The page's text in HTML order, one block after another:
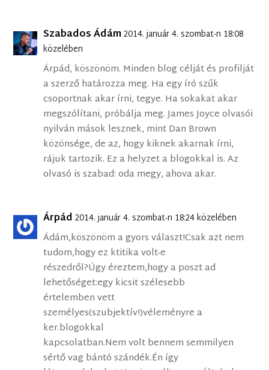
Szabados Ádám2014. január 4. szombat-n 18:08
közelében
Árpád, köszönöm. Minden blog célját és profilját
a szerző határozza meg. Ha egy író szűk
csoportnak akar írni, tegye. Ha sokakat akar
megszólítani, próbálja meg. James Joyce olvasói
nyilván mások lesznek, mint Dan Brown
közönsége, de az, hogy kiknek akarnak írni,
rájuk tartozik. Ez a helyzet a blogokkal is. Az
olvasó is szabad: oda megy, ahova akar.
Árpád 2014. január 4. szombat-n 18:24 közelében
Ádám,köszönöm a gyors választ!Csak azt nem
tudom,hogy ez ktitika volt-e
részedről?Úgy éreztem,hogy a poszt ad
lehetőséget:egy kicsit szélesebb
értelemben vett
személyes(szubjektív!)véleményre a
ker.blogokkal
kapcsolatban.Nem volt bennem semmilyen
sértő vag bántó szándék.Én így